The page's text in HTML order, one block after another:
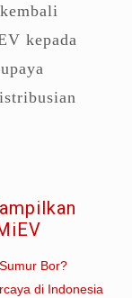
kepada
Bor?
di Indonesia